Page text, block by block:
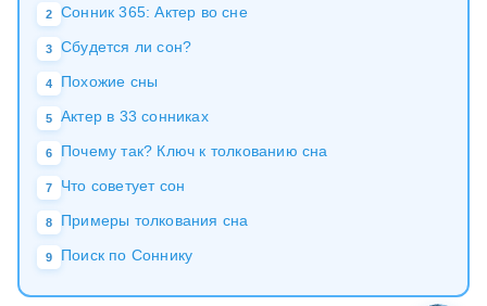
2 Сонник 365: Актер во сне
3 Сбудется ли сон?
4 Похожие сны
5 Актер в 33 сонниках
6 Почему так? Ключ к толкованию сна
7 Что советует сон
8 Примеры толкования сна
9 Поиск по Соннику